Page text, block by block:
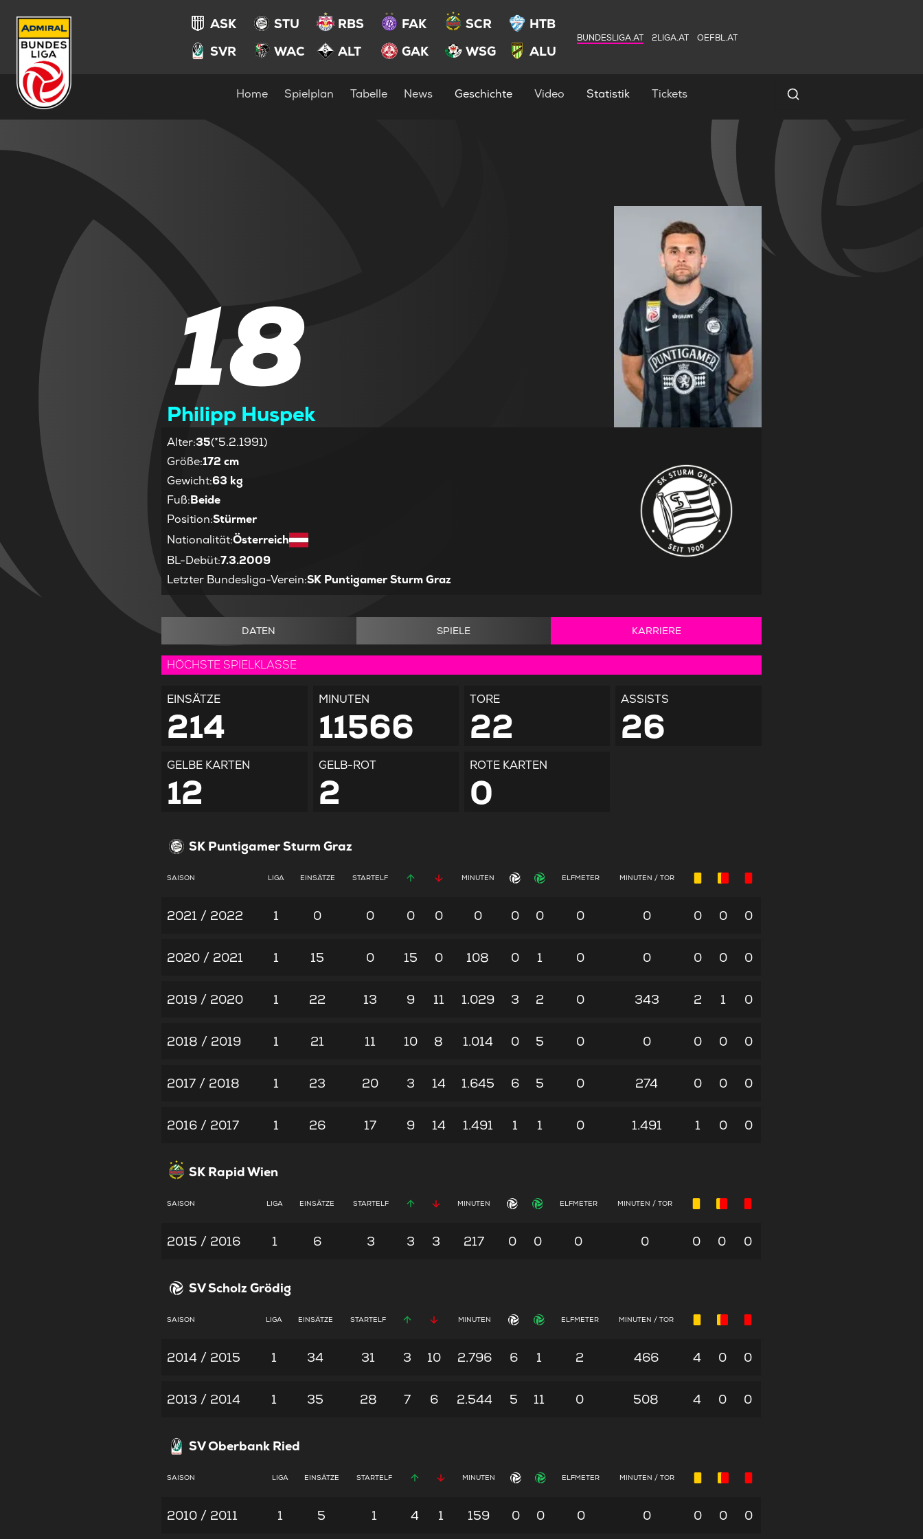
ASK STU RBS FAK SCR
HTB
SVR
WAC ALT GAK WSG ALU
BUNDESLIGA.AT 2LIGA.AT OEFBL.AT
Home Spielplan Tabelle News Geschichte Video Statistik Tickets Spielersuche
18
Philipp Huspek
Alter:35(*5.2.1991)
Größe:172 cm
Gewicht:63 kg
Fuß:Beide
Position:Stürmer
Nationalität:Österreich
BL-Debüt:7.3.2009
Letzter Bundesliga-Verein:SK Puntigamer Sturm Graz
DATEN SPIELE KARRIERE
HÖCHSTE SPIELKLASSE
EINSÄTZE
214
MINUTEN
11566
TORE
22
ASSISTS
26
GELBE KARTEN
12
GELB-ROT
2
ROTE KARTEN
0
SK Puntigamer Sturm Graz
SAISON LIGA EINSÄTZE STARTELF MINUTEN ELFMETER MINUTEN / TOR
2021 / 2022 1 0 0 0 0 0 0 0 0 0 0 0 0
2020 / 2021 1 15 0 15 0 108 0 1 0 0 0 0 0
2019 / 2020 1 22 13 9 11 1.029 3 2 0 343 2 1 0
2018 / 2019 1 21 11 10 8 1.014 0 5 0 0 0 0 0
2017 / 2018 1 23 20 3 14 1.645 6 5 0 274 0 0 0
2016 / 2017 1 26 17 9 14 1.491 1 1 0 1.491 1 0 0
SK Rapid Wien
SAISON LIGA EINSÄTZE STARTELF MINUTEN ELFMETER MINUTEN / TOR
2015 / 2016 1 6 3 3 3 217 0 0 0 0 0 0 0
SV Scholz Grödig
SAISON LIGA EINSÄTZE STARTELF MINUTEN ELFMETER MINUTEN / TOR
2014 / 2015 1 34 31 3 10 2.796 6 1 2 466 4 0 0
2013 / 2014 1 35 28 7 6 2.544 5 11 0 508 4 0 0
SV Oberbank Ried
SAISON LIGA EINSÄTZE STARTELF MINUTEN ELFMETER MINUTEN / TOR
2010 / 2011 1 5 1 4 1 159 0 0 0 0 0 0 0